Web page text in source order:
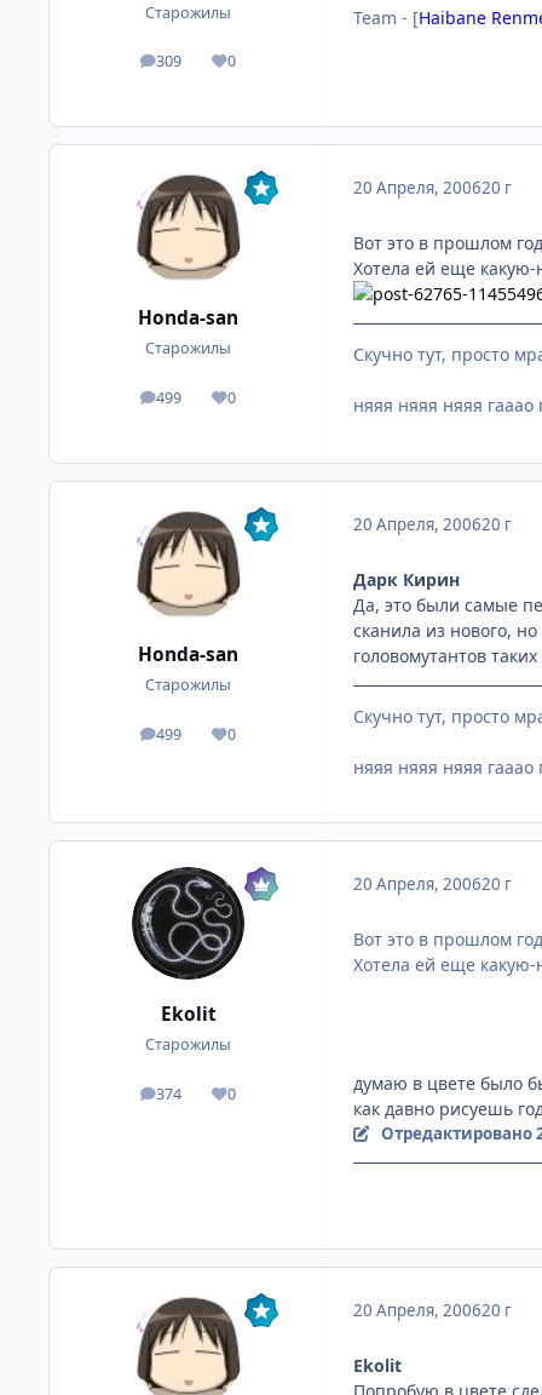
Старожилы
309
посты 0
Репутация
Team - [Haibane
Honda-san
Старожилы
499
посты 0
Репутация
20 Апреля, 200620 г
Вот это в прошлом
Хотела ей еще какую-
Скучно тут, просто
няяя няяя няяя гааао
Honda-san
Старожилы
499
посты 0
Репутация
20 Апреля, 200620 г
Дарк Кирин
Да, это были самые
сканила из нового,
головомутантов таких
Скучно тут, просто
няяя няяя няяя гааао
Ekolit
Старожилы
374
посты 0
Репутация
20 Апреля, 200620 г
Вот это в прошлом
Хотела ей еще какую-
думаю в цвете было
как давно рисуешь
Отредактировано
20 Апреля, 200620 г
Ekolit
Попробую в цвете